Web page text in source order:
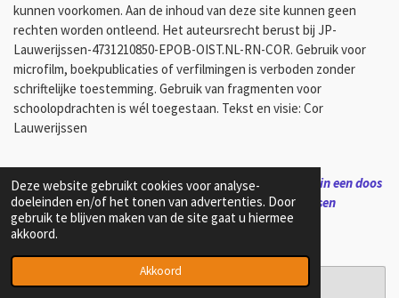
Deze website gebruikt cookies voor analyse-
doeleinden en/of het tonen van advertenties. Door
gebruik te blijven maken van de site gaat u hiermee
akkoord.
Akkoord
kunnen voorkomen. Aan de inhoud van deze site kunnen geen
rechten worden ontleend. Het auteursrecht berust bij JP-
Lauwerijssen-4731210850-EPOB-OIST.NL-RN-COR. Gebruik voor
microfilm, boekpublicaties of verfilmingen is verboden zonder
schriftelijke toestemming. Gebruik van fragmenten voor
schoolopdrachten is wél toegestaan. Tekst en visie: Cor
Lauwerijssen
“Wat verdwenen lijkt, leeft voort in herinnering. Soms in een doos
op zolder, soms op een plek als deze.”—Cor Lauwerijssen
Maak jouw eigen website met